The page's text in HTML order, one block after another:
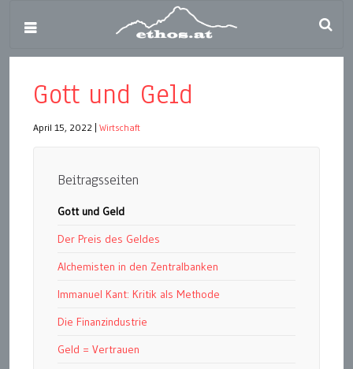
Gott und Geld
April 15, 2022 Wirtschaft
Beitragsseiten
Gott und Geld
Der Preis des Geldes
Alchemisten in den Zentralbanken
Immanuel Kant: Kritik als Methode
Die Finanzindustrie
Geld = Vertrauen